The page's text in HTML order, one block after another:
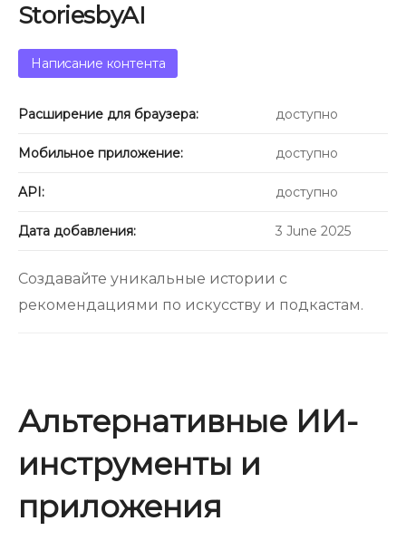
StoriesbyAI
Написание контента
Расширение для браузера: доступно
Мобильное приложение: доступно
API: доступно
Дата добавления: 3 June 2025
Создавайте уникальные истории с
рекомендациями по искусству и подкастам.
Альтернативные ИИ-
инструменты и
приложения